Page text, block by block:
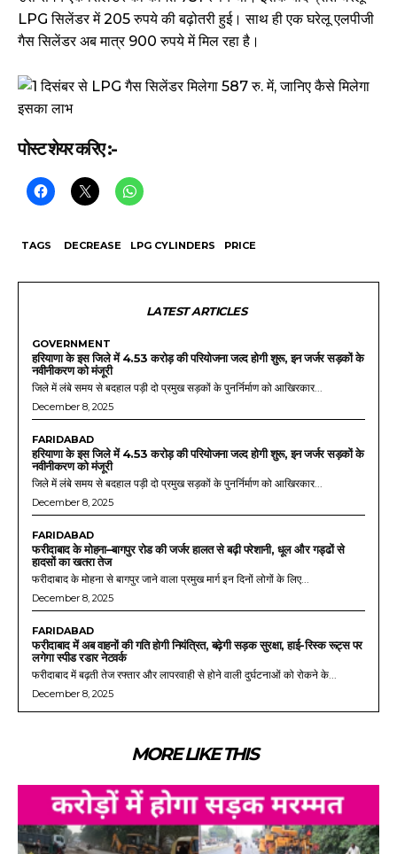
LPG सिलेंडर में 205 रुपये की बढ़ोतरी हुई। साथ ही एक घरेलू एलपीजी
गैस सिलेंडर अब मात्र 900 रुपये में मिल रहा है।
पोस्ट शेयर करिए :-
TAGS DECREASE LPG CYLINDERS PRICE
LATEST ARTICLES
GOVERNMENT
हरियाणा के इस जिले में 4.53 करोड़ की परियोजना जल्द होगी शुरू, इन जर्जर सड़कों के
नवीनीकरण को मंजूरी
जिले में लंबे समय से बदहाल पड़ी दो प्रमुख सड़कों के पुनर्निर्माण को आखिरकार...
December 8, 2025
FARIDABAD
हरियाणा के इस जिले में 4.53 करोड़ की परियोजना जल्द होगी शुरू, इन जर्जर सड़कों के
नवीनीकरण को मंजूरी
जिले में लंबे समय से बदहाल पड़ी दो प्रमुख सड़कों के पुनर्निर्माण को आखिरकार...
December 8, 2025
FARIDABAD
फरीदाबाद के मोहना–बागपुर रोड की जर्जर हालत से बढ़ी परेशानी, धूल और गड्ढों से
हादसों का खतरा तेज
फरीदाबाद के मोहना से बागपुर जाने वाला प्रमुख मार्ग इन दिनों लोगों के लिए...
December 8, 2025
FARIDABAD
फरीदाबाद में अब वाहनों की गति होगी नियंत्रित, बढ़ेगी सड़क सुरक्षा, हाई-रिस्क रूट्स पर
लगेगा स्पीड रडार नेटवर्क
फरीदाबाद में बढ़ती तेज रफ्तार और लापरवाही से होने वाली दुर्घटनाओं को रोकने के...
December 8, 2025
MORE LIKE THIS